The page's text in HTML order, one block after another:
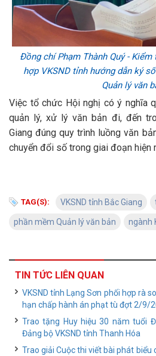
Đồng chí Phạm Thành Quý -
hợp VKSND tỉnh hướng dẫn ký
Quản lý văn
Việc tổ chức Hội nghị có ý nghĩa
quản lý, xử lý văn bản đi, đến
Giang đúng quy trình luồng văn
chuyển đổi số trong giai đoạn hiện
TAG(S): VKSND tỉnh Bắc Giang
phần mềm Quản lý văn bản ngành
TIN TỨC LIÊN QUAN
VKSND tỉnh Lạng Sơn phối hợp rà
hạn chấp hành án phạt tù đợt 2/9/
Trao tặng Huy hiệu 30 năm tuổi
Đảng bộ VKSND tỉnh Thanh Hóa
Trao giải Cuộc thi viết bài phát biểu